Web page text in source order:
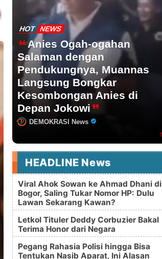
HOT NEWS
Anies Ogah-ogahan
Salaman dengan
Pendukungnya, Muannas
Langsung Bongkar
Kesombongan Anies di
Depan Jokowi
DEMOKRASI News
HEADLINE News
Viral Ahok Sowan ke Ahmad Dhani di
Bogor, Saling Tukar Nomor HP: Dulu
Lawan Sekarang Kawan?
Letkol Tituler Deddy Corbuzier Bakal
Terima Honor dari Negara
Pegang Rahasia Polisi hingga Bisa
Tentukan Nasib Aparat, Ini Alasan